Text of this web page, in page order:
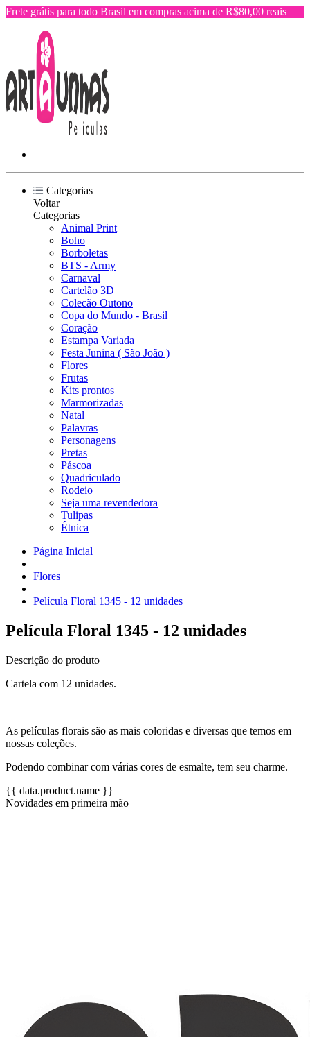
Frete grátis para todo Brasil em compras acima de R$80,00 reais
Categorias
Voltar
Categorias
Animal Print
Boho
Borboletas
BTS - Army
Carnaval
Cartelão 3D
Colecão Outono
Copa do Mundo - Brasil
Coração
Estampa Variada
Festa Junina ( São João )
Flores
Frutas
Kits prontos
Marmorizadas
Natal
Palavras
Personagens
Pretas
Páscoa
Quadriculado
Rodeio
Seja uma revendedora
Tulipas
Étnica
Página Inicial
Flores
Película Floral 1345 - 12 unidades
Película Floral 1345 - 12 unidades
Descrição do produto
Cartela com 12 unidades.
As películas florais são as mais coloridas e diversas que temos em
nossas coleções.
Podendo combinar com várias cores de esmalte, tem seu charme.
{{ data.product.name }}
Novidades em primeira mão